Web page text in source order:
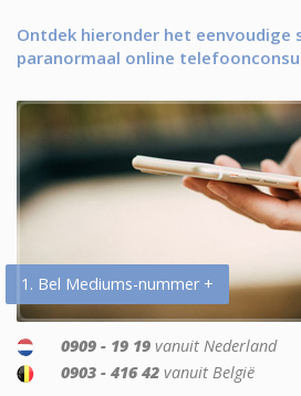
Ontdek hieronder het eenvoudige
paranormaal online
1. Bel Mediums-nummer +
0909 - 19 19 vanuit Nederland
0903 - 416 42 vanuit België